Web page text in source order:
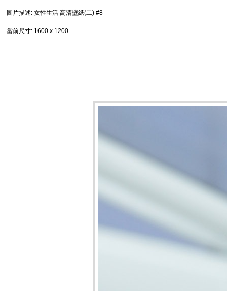
圖片描述: 女性生活 高清壁紙(二) #8
當前尺寸: 1600 x 1200